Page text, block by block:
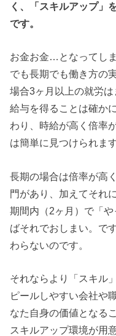
く、「スキルアップ」
です。
お金お金…となってし
でも長期でも働き方の
場合3ヶ月以上の就労
給与を得ることは確か
わり、時給が高く倍率
は簡単に見つけられます
長期の場合は倍率が高
門があり、加えてそれ
期間内（2ヶ月）で「
ばそれでおしまい。で
わらないのです。
それならより「スキル
ピールしやすい会社や
なた自身の価値となる
スキルアップ環境が用